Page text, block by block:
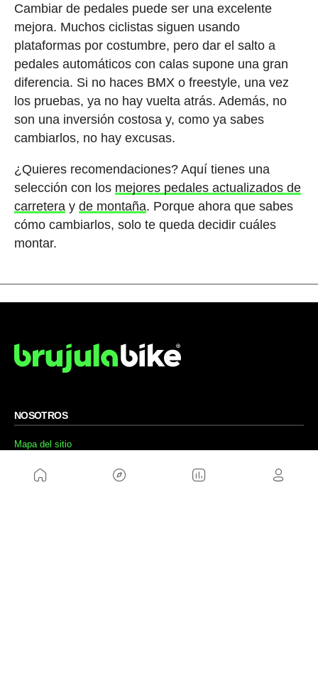
Cambiar de pedales puede ser una excelente
mejora. Muchos ciclistas siguen usando
plataformas por costumbre, pero dar el salto a
pedales automáticos con calas supone una gran
diferencia. Si no haces BMX o freestyle, una vez
los pruebas, ya no hay vuelta atrás. Además, no
son una inversión costosa y, como ya sabes
cambiarlos, no hay excusas.
¿Quieres recomendaciones? Aquí tienes una
selección con los mejores pedales actualizados de
carretera y de montaña. Porque ahora que sabes
cómo cambiarlos, solo te queda decidir cuáles
montar.
NOSOTROS
Mapa del sitio
Política de cookies